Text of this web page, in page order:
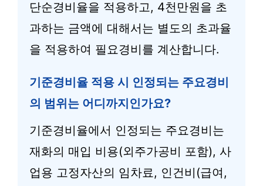
단순경비율을 적용하고, 4천만원을 초
과하는 금액에 대해서는 별도의 초과율
을 적용하여 필요경비를 계산합니다.
기준경비율 적용 시 인정되는 주요경비
의 범위는 어디까지인가요?
기준경비율에서 인정되는 주요경비는
재화의 매입 비용(외주가공비 포함), 사
업용 고정자산의 임차료, 인건비(급여,